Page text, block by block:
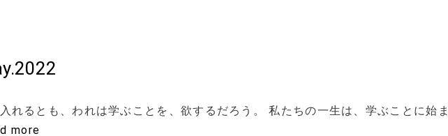
れるとも、われは学ぶことを、欲するだろう。 私たちの一生は、学ぶことに始ま
more